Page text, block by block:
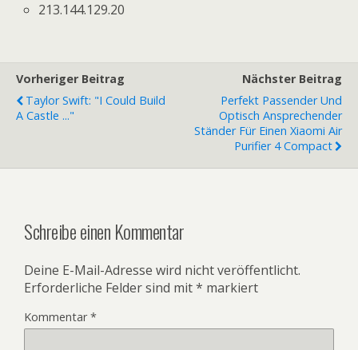
213.144.129.20
Vorheriger Beitrag
Taylor Swift: "I Could Build
A Castle ..."
Nächster Beitrag
Perfekt Passender Und
Optisch Ansprechender
Ständer Für Einen Xiaomi Air
Purifier 4 Compact
Schreibe einen Kommentar
Deine E-Mail-Adresse wird nicht veröffentlicht.
Erforderliche Felder sind mit* markiert
Kommentar*